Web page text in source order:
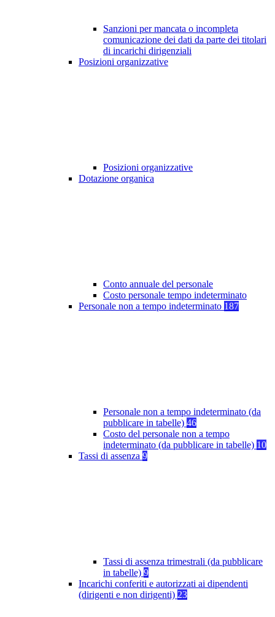
Sanzioni per mancata o incompleta
comunicazione dei dati da parte dei titolari
di incarichi dirigenziali
Posizioni organizzative
Posizioni organizzative
Dotazione organica
Conto annuale del personale
Costo personale tempo indeterminato
Personale non a tempo indeterminato 187
Personale non a tempo indeterminato (da
pubblicare in tabelle) 46
Costo del personale non a tempo
indeterminato (da pubblicare in tabelle) 10
Tassi di assenza 9
Tassi di assenza trimestrali (da pubblicare
in tabelle) 9
Incarichi conferiti e autorizzati ai dipendenti
(dirigenti e non dirigenti) 23